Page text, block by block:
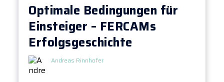
Optimale Bedingungen für
Einsteiger – FERCAMs
Erfolgsgeschichte
Andreas Rinnhofer